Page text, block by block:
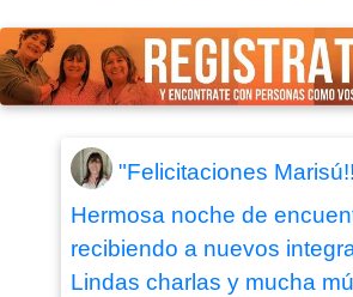
"Felicitaciones
Hermosa noche de
recibiendo a nuevos
Lindas charlas y mucha